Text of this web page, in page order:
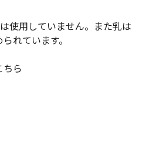
使用していません。また乳は
れています。
ちら